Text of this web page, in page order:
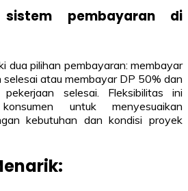
pembayaran di
dua pilihan pembayaran: membayar
atau membayar DP 50% dan
selesai. Fleksibilitas ini
untuk menyesuaikan
kebutuhan dan kondisi proyek